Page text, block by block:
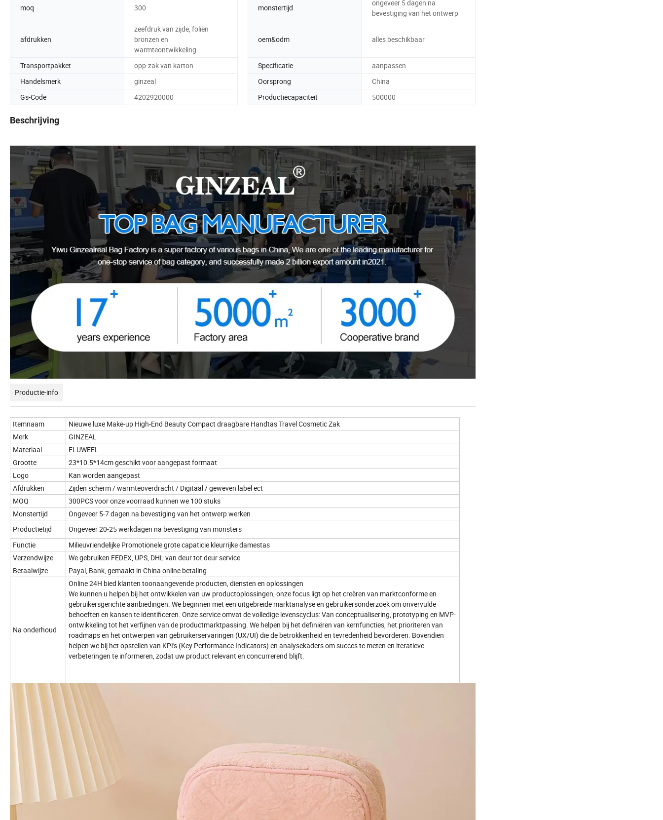
moq 300 monstertijd
ongeveer 5 dagen na
bevestiging van het ontwerp
afdrukken
zeefdruk van zijde, foliën
bronzen en
warmteontwikkeling
oem&odm alles beschikbaar
Transportpakket opp-zak van karton Specificatie
aanpassen
Handelsmerk
ginzeal Oorsprong
China
Gs-Code
4202920000 Productiecapaciteit 500000
Beschrijving
Productie-info
Itemnaam
Nieuwe luxe Make-up High-End Beauty Compact draagbare Handtas Travel Cosmetic Zak
Merk
GINZEAL
Materiaal
FLUWEEL
Grootte
23*10.5*14cm geschikt voor aangepast formaat
Logo
Kan worden aangepast
Afdrukken
Zijden scherm / warmteoverdracht / Digitaal / geweven label ect
MOQ
300PCS voor onze voorraad kunnen we 100 stuks
Monstertijd
Ongeveer 5-7 dagen na bevestiging van het ontwerp werken
Productietijd
Ongeveer 20-25 werkdagen na bevestiging van monsters
Functie
Milieuvriendelijke Promotionele grote capaticie kleurrijke damestas
Verzendwijze
We gebruiken FEDEX, UPS, DHL van deur tot deur service
Betaalwijze
Payal, Bank, gemaakt in China online betaling
Na onderhoud
Online 24H bied klanten toonaangevende producten, diensten en oplossingen
We kunnen u helpen bij het ontwikkelen van uw productoplossingen, onze focus ligt op het creëren van marktconforme en
gebruikersgerichte aanbiedingen. We beginnen met een uitgebreide marktanalyse en gebruikersonderzoek om onvervulde
behoeften en kansen te identificeren. Onze service omvat de volledige levenscyclus: Van conceptualisering, prototyping en MVP-
ontwikkeling tot het verfijnen van de productmarktpassing. We helpen bij het definiëren van kernfuncties, het prioriteren van
roadmaps en het ontwerpen van gebruikerservaringen (UX/UI) die de betrokkenheid en tevredenheid bevorderen. Bovendien
helpen we bij het opstellen van KPI's (Key Performance Indicators) en analysekaders om succes te meten en iteratieve
verbeteringen te informeren, zodat uw product relevant en concurrerend blijft.